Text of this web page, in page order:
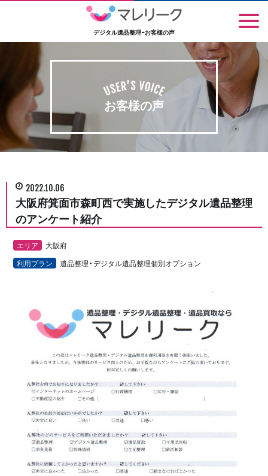
デジタル遺品整理-お客様の声
お客様の声
2022.10.06
大阪府箕面市森町西で実施したデジタル遺品整理
のアンケート紹介
エリア
大阪府
利用プラン
遺品整理・デジタル遺品整理個別オプション